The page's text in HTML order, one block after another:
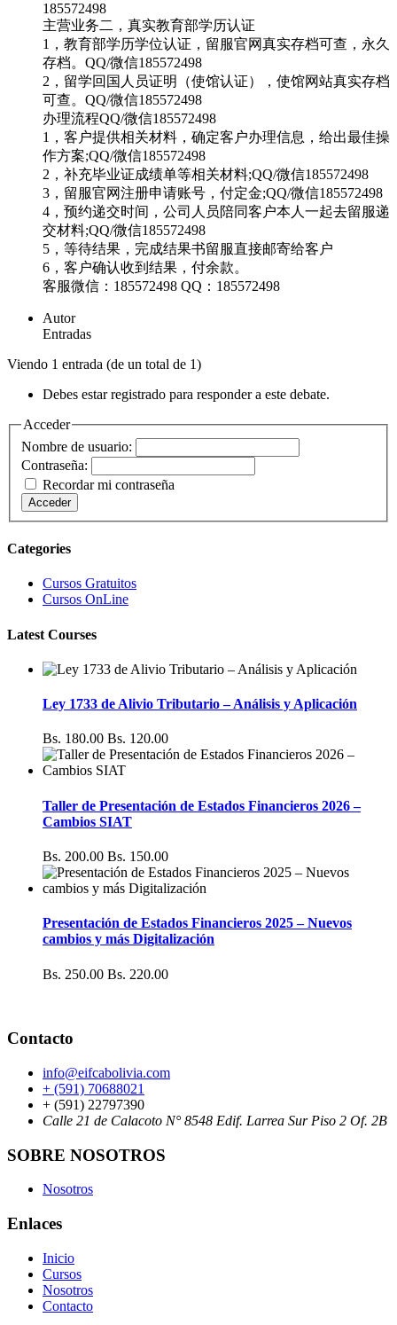
185572498
主营业务二，真实教育部学历认证
1，教育部学历学位认证，留服官网真实存档可查，永久
存档。QQ/微信185572498
2，留学回国人员证明（使馆认证），使馆网站真实存档
可查。QQ/微信185572498
办理流程QQ/微信185572498
1，客户提供相关材料，确定客户办理信息，给出最佳操
作方案;QQ/微信185572498
2，补充毕业证成绩单等相关材料;QQ/微信185572498
3，留服官网注册申请账号，付定金;QQ/微信185572498
4，预约递交时间，公司人员陪同客户本人一起去留服递
交材料;QQ/微信185572498
5，等待结果，完成结果书留服直接邮寄给客户
6，客户确认收到结果，付余款。
客服微信：185572498 QQ：185572498
Autor
Entradas
Viendo 1 entrada (de un total de 1)
Debes estar registrado para responder a este debate.
Acceder
Nombre de usuario:
Contraseña:
Recordar mi contraseña
Acceder
Categories
Cursos Gratuitos
Cursos OnLine
Latest Courses
Ley 1733 de Alivio Tributario – Análisis y Aplicación
Bs. 180.00 Bs. 120.00
Taller de Presentación de Estados Financieros 2026 –
Cambios SIAT
Bs. 200.00 Bs. 150.00
Presentación de Estados Financieros 2025 – Nuevos
cambios y más Digitalización
Bs. 250.00 Bs. 220.00
Contacto
info@eifcabolivia.com
+ (591) 70688021
+ (591) 22797390
Calle 21 de Calacoto N° 8548 Edif. Larrea Sur Piso 2 Of. 2B
SOBRE NOSOTROS
Nosotros
Enlaces
Inicio
Cursos
Nosotros
Contacto